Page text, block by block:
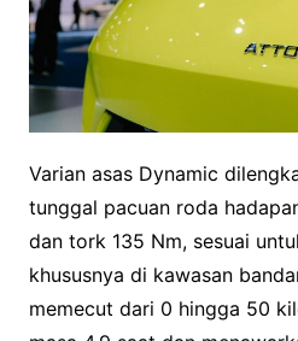
Varian asas Dynamic
tunggal pacuan roda
dan tork 135 Nm, sesuai
khususnya di kawasan
memecut dari 0 hingga 50